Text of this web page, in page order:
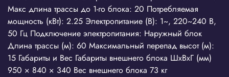
Макс длина трассы до 1-го блока: 20 Потребляемая
мощность (кВт): 2.25 Электропитание (В): 1~, 220~240 В,
50 Гц Подключение электропитания: Наружный блок
Длина трассы (м): 60 Максимальный перепад высот (м):
15 Габариты и Вес Габариты внешнего блока ШхВхГ (мм)
950 × 840 × 340 Вес внешнего блока 73 кг